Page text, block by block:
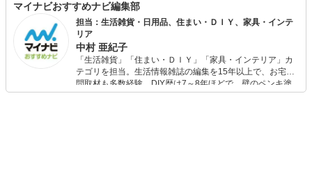
マイナビおすすめナビ編集部
担当：生活雑貨・日用品、住まい・ＤＩＹ、家具・インテ
リア
中村 亜紀子
「生活雑貨」「住まい・ＤＩＹ」「家具・インテリア」カ
テゴリを担当。生活情報雑誌の編集を15年以上で、お宅訪
問取材も多数経験。DIY歴は7～8年ほどで、壁のペンキ塗
りや壁紙チェンジなどもチャレンジ済み。初心者でもモノ